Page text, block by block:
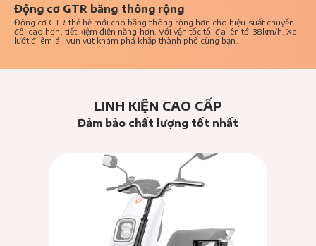
Động cơ GTR băng thông rộng
Động cơ GTR thế hệ mới cho băng thông rộng hơn cho hiệu suất chuyển
đổi cao hơn, tiết kiệm điện năng hơn. Với vận tốc tối đa lên tới 38km/h. Xe
lướt đi êm ái, vun vút khám phá khắp thành phố cùng bạn.
LINH KIỆN CAO CẤP
Đảm bảo chất lượng tốt nhất